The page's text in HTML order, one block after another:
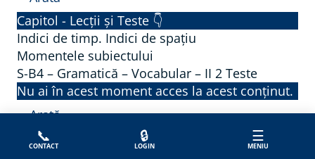
d
i
c
(
n
l
i
t
e
a
i
O
r
t
o
e
p
T
e
x
u
a
b
u
l
a
r
–
S
-
B
3
–
L
i
t
Capitol - Lecții și Teste 👇
Indici de timp. Indici de spațiu
Momentele subiectului
S-B4 – Gramatică – Vocabular – II 2 Teste
Nu ai în acest moment acces la acest conținut.
Arată
S
-
Capitol - Lecții și Teste 👇
📞
CONTACT
🔒
LOGIN
☰
MENIU